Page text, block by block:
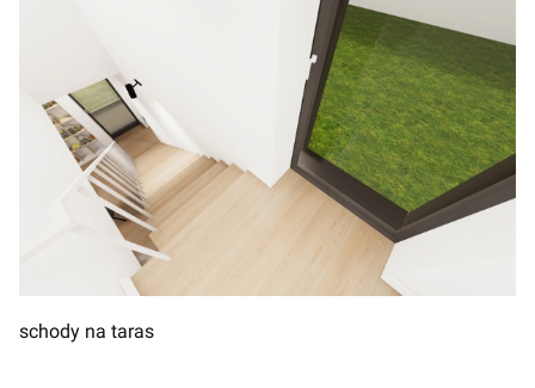
schody na taras